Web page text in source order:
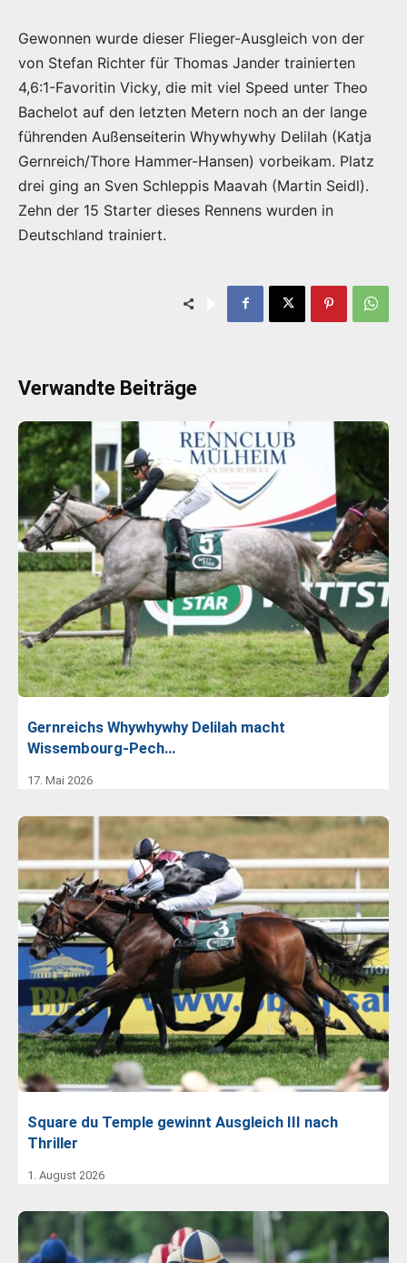
Gewonnen wurde dieser Flieger-Ausgleich von der
von Stefan Richter für Thomas Jander trainierten
4,6:1-Favoritin Vicky, die mit viel Speed unter Theo
Bachelot auf den letzten Metern noch an der lange
führenden Außenseiterin Whywhywhy Delilah (Katja
Gernreich/Thore Hammer-Hansen) vorbeikam. Platz
drei ging an Sven Schleppis Maavah (Martin Seidl).
Zehn der 15 Starter dieses Rennens wurden in
Deutschland trainiert.
Verwandte Beiträge
Gernreichs Whywhywhy Delilah macht
Wissembourg-Pech…
17. Mai 2026
Square du Temple gewinnt Ausgleich III nach
Thriller
1. August 2026